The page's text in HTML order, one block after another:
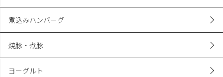
煮込みハンバーグ
焼豚・煮豚
ヨーグルト